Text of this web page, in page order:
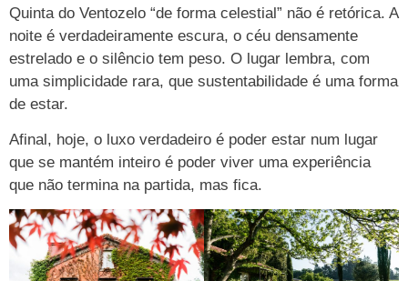
Quinta do Ventozelo “de forma celestial” não é retórica. A
noite é verdadeiramente escura, o céu densamente
estrelado e o silêncio tem peso. O lugar lembra, com
uma simplicidade rara, que sustentabilidade é uma forma
de estar.
Afinal, hoje, o luxo verdadeiro é poder estar num lugar
que se mantém inteiro é poder viver uma experiência
que não termina na partida, mas fica.